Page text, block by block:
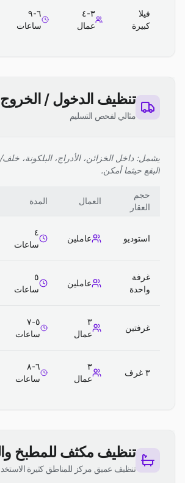
فيلا
كبيرة
٣-٤
عمال
٦-٩
ساعات
تنظيف الدخول / الخروج
مثالي لفحص التسليم
يشمل: داخل الخزائن، الأدراج، البلكونة،
البقع حيثما أمكن.
حجم
العقار
العمال المدة
استوديو عاملين
٤
ساعات
غرفة
واحدة
عاملين
٥
ساعات
غرفتين
٣
عمال
٥-٧
ساعات
٣ غرف
٣
عمال
٦-٨
ساعات
تنظيف مكثف للمطبخ
تنظيف عميق مركز للمناطق كثيرة